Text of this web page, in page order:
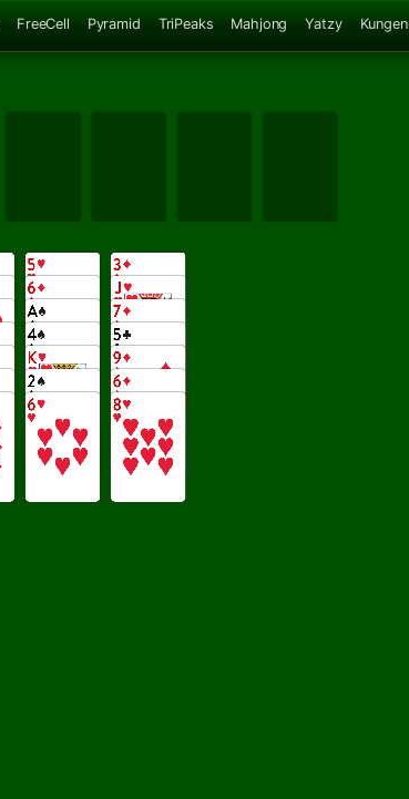
FreeCell Pyramid TriPeaks Mahjong Yatzy Kungen